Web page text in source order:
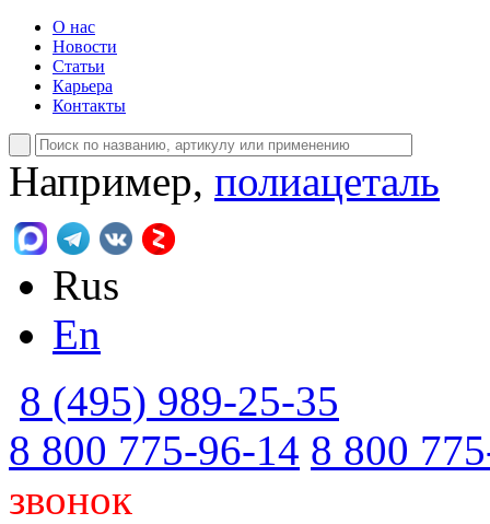
О нас
Новости
Статьи
Карьера
Контакты
Например, полиацеталь
Rus
En
8 (495) 989-25-35
8 800 775-96-14 8 800
звонок